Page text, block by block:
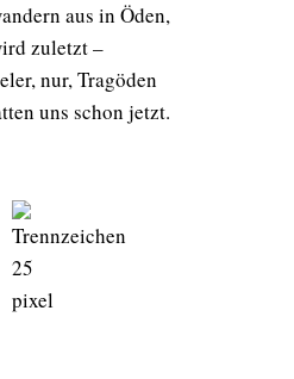
aus in Öden,
zuletzt –
nur, Tragöden
uns schon jetzt.